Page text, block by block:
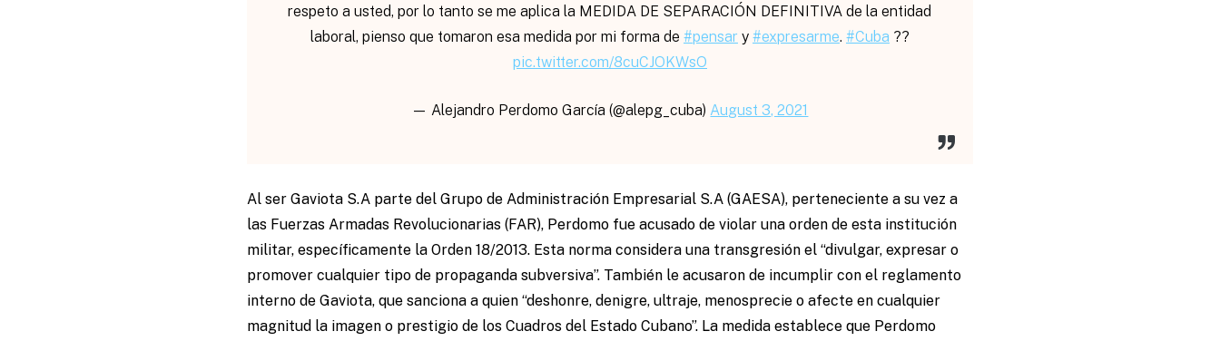
respeto a usted, por lo tanto se me aplica la MEDIDA DE SEPARACIÓN DEFINITIVA de la entidad
laboral, pienso que tomaron esa medida por mi forma de #pensar y #expresarme. #Cuba ??
pic.twitter.com/8cuCJOKWsO
— Alejandro Perdomo García (@alepg_cuba) August 3, 2021
Al ser Gaviota S.A parte del Grupo de Administración Empresarial S.A (GAESA), perteneciente a su vez a
las Fuerzas Armadas Revolucionarias (FAR), Perdomo fue acusado de violar una orden de esta institución
militar, específicamente la Orden 18/2013. Esta norma considera una transgresión el “divulgar, expresar o
promover cualquier tipo de propaganda subversiva”. También le acusaron de incumplir con el reglamento
interno de Gaviota, que sanciona a quien “deshonre, denigre, ultraje, menosprecie o afecte en cualquier
magnitud la imagen o prestigio de los Cuadros del Estado Cubano”. La medida establece que Perdomo